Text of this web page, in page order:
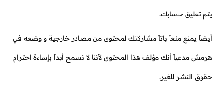
يتم تعليق حسابك.
أيضاً يمنع منعاً باتاً مشاركتك لمحتوى من مصادر خارجية و وضعه في
هرمش مدعياً أنك مؤلف هذا المحتوى لأننا لا نسمح أبداً بإساءة احترام
حقوق النشر للغير.